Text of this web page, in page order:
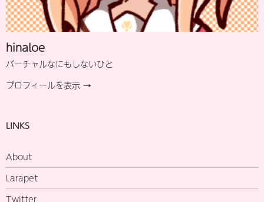
hinaloe
バーチャルなにもしないひと
プロフィールを表示 →
LINKS
About
Larapet
Twitter